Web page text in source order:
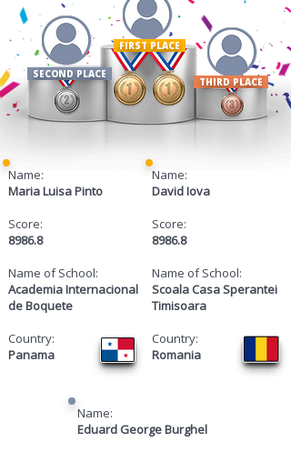
Name:
Maria Luisa Pinto
Score:
8986.8
Name of School:
Academia Internacional
de Boquete
Country:
Panama
Name:
David Iova
Score:
8986.8
Name of School:
Scoala Casa Sperantei
Timisoara
Country:
Romania
Name:
Eduard George Burghel
THIRD PLACE
FIRST PLACE ​
SECOND PLACE